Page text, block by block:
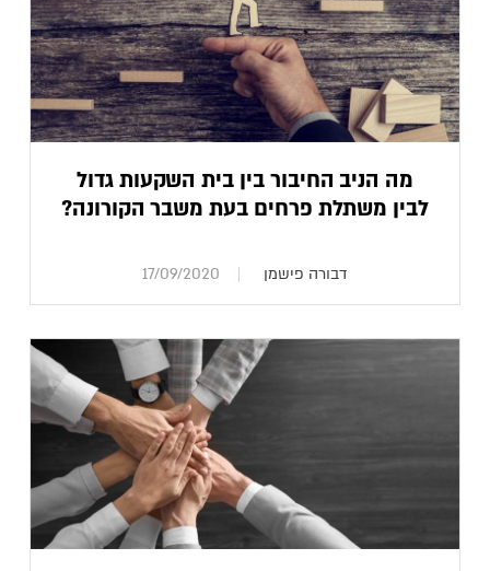
מה הניב החיבור בין בית השקעות גדול
לבין משתלת פרחים בעת משבר הקורונה?
דבורה פישמן 17/09/2020